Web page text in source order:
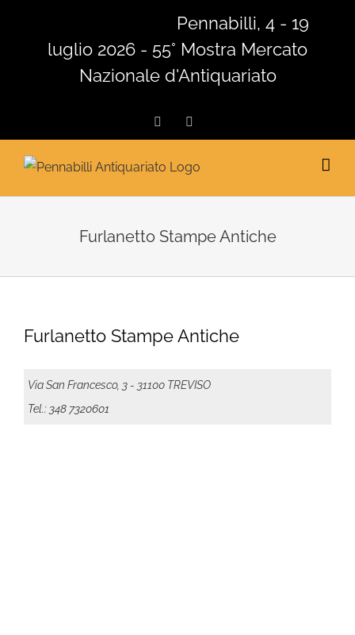
contenuto
Pennabilli, 4 - 19
luglio 2026 - 55° Mostra Mercato
Nazionale d'Antiquariato
Facebook
Furlanetto Stampe Antiche
Furlanetto Stampe Antiche
Via San Francesco, 3 - 31100 TREVISO
Tel.: 348 7320601